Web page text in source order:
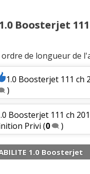
48v 90 ch 25000
48v 90 ch Boîte
(0)
:1aime
Boosterjet
de longueur de
1.0 Boosterjet 111 ch
)
Boosterjet 111 ch
Privi (0 )
1.0 Boosterjet